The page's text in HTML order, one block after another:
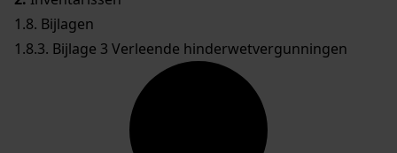
1.8. Bijlagen
1.8.3. Bijlage 3 Verleende hinderwetvergunningen